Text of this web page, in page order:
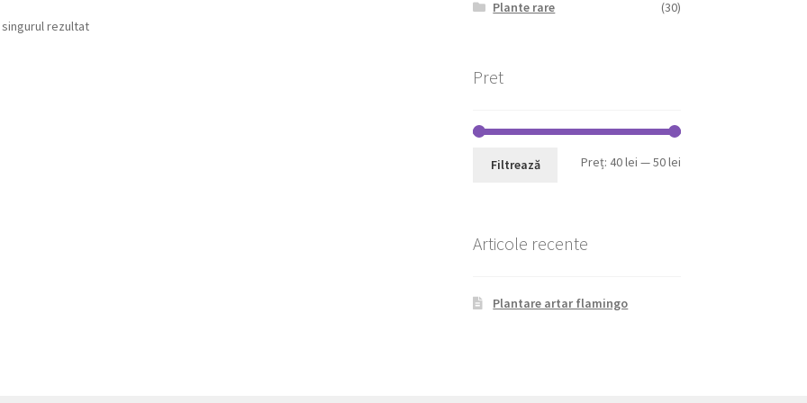
rezultat
Plante rare
(30)
Pret
Preț
Preț
Filtrează Preț: 40 lei —50 lei
Articole recente
Plantare artar flamingo